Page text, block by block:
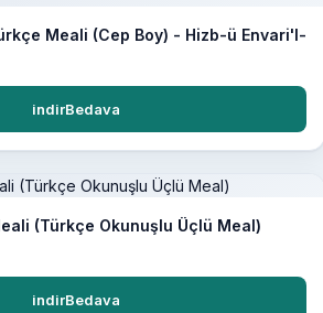
Meali (Cep Boy) - Hizb-ü Envari'l-
indirBedava
(Türkçe Okunuşlu Üçlü Meal)
indirBedava